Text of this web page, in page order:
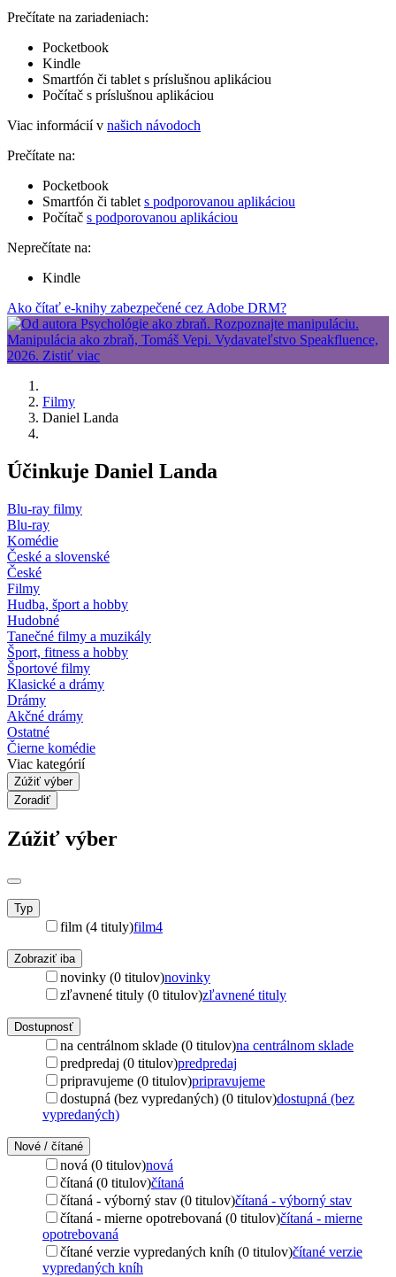
Prečítate na zariadeniach:
Pocketbook
Kindle
Smartfón či tablet s príslušnou aplikáciou
Počítač s príslušnou aplikáciou
Viac informácií v našich návodoch
Prečítate na:
Pocketbook
Smartfón či tablet s podporovanou aplikáciou
Počítač s podporovanou aplikáciou
Neprečítate na:
Kindle
Ako čítať e-knihy zabezpečené cez Adobe DRM?
Filmy
Daniel Landa
Účinkuje Daniel Landa
Blu-ray filmy
Blu-ray
Komédie
České a slovenské
České
Filmy
Hudba, šport a hobby
Hudobné
Tanečné filmy a muzikály
Šport, fitness a hobby
Športové filmy
Klasické a drámy
Drámy
Akčné drámy
Ostatné
Čierne komédie
Viac kategórií
Zúžiť výber
Zoradiť
Zúžiť výber
Typ
film (4 tituly)film4
Zobraziť iba
novinky (0 titulov)novinky
zľavnené tituly (0 titulov)zľavnené tituly
Dostupnosť
na centrálnom sklade (0 titulov)na centrálnom sklade
predpredaj (0 titulov)predpredaj
pripravujeme (0 titulov)pripravujeme
dostupná (bez vypredaných) (0 titulov)dostupná (bez
vypredaných)
Nové / čítané
nová (0 titulov)nová
čítaná (0 titulov)čítaná
čítaná - výborný stav (0 titulov)čítaná - výborný stav
čítaná - mierne opotrebovaná (0 titulov)čítaná - mierne
opotrebovaná
čítané verzie vypredaných kníh (0 titulov)čítané verzie
vypredaných kníh